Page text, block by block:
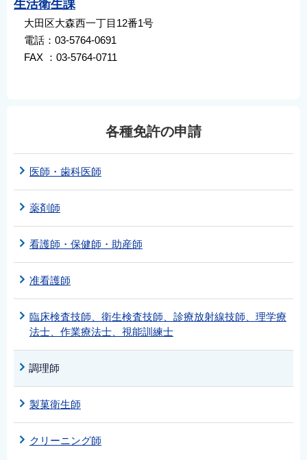
生活衛生課
大田区大森西一丁目12番1号
電話：03-5764-0691
FAX ：03-5764-0711
各種免許の申請
医師・歯科医師
薬剤師
看護師・保健師・助産師
准看護師
臨床検査技師、衛生検査技師、診療放射線技師、理学療
法士、作業療法士、視能訓練士
調理師
製菓衛生師
クリーニング師